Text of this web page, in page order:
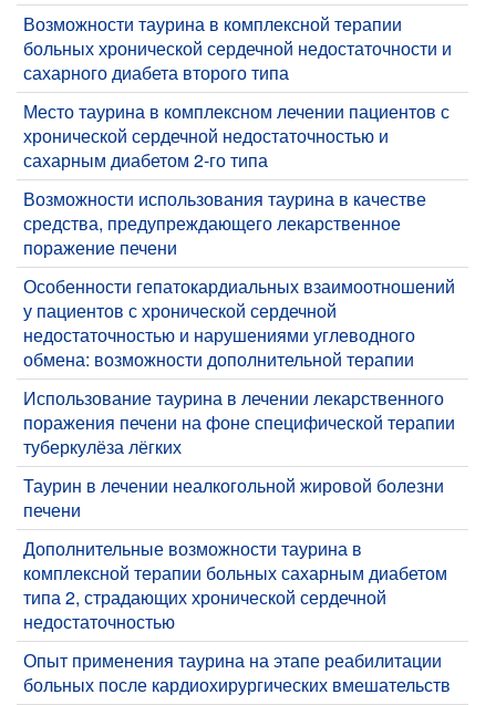
Возможности таурина в комплексной терапии
больных хронической сердечной недостаточности и
сахарного диабета второго типа
Место таурина в комплексном лечении пациентов с
хронической сердечной недостаточностью и
сахарным диабетом 2-го типа
Возможности использования таурина в качестве
средства, предупреждающего лекарственное
поражение печени
Особенности гепатокардиальных взаимоотношений
у пациентов с хронической сердечной
недостаточностью и нарушениями углеводного
обмена: возможности дополнительной терапии
Использование таурина в лечении лекарственного
поражения печени на фоне специфической терапии
туберкулёза лёгких
Таурин в лечении неалкогольной жировой болезни
печени
Дополнительные возможности таурина в
комплексной терапии больных сахарным диабетом
типа 2, страдающих хронической сердечной
недостаточностью
Опыт применения таурина на этапе реабилитации
больных после кардиохирургических вмешательств